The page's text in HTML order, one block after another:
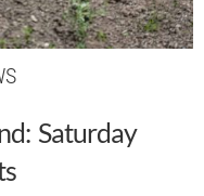
Saturday